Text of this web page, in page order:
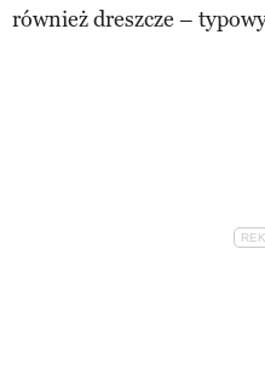
również dreszcze –